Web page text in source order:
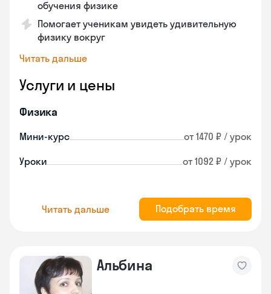
обучения физике
Помогает ученикам увидеть удивительную
физику вокруг
Читать дальше
Услуги и цены
Физика
Мини-курс от 1470 ₽ / урок
Уроки от 1092 ₽ / урок
Читать дальше Подобрать время
Альбина